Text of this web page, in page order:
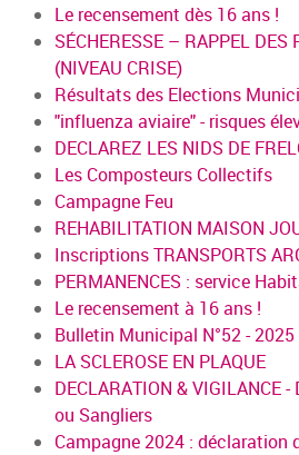
Le recensement dès 16 ans !
SÉCHERESSE – RAPPEL DES
(NIVEAU CRISE)
Résultats des Elections
"influenza aviaire" - risques
DECLAREZ LES NIDS DE
Les Composteurs Collectifs
Campagne Feu
REHABILITATION MAISON
Inscriptions TRANSPORTS
PERMANENCES : service
Le recensement à 16 ans !
Bulletin Municipal N°52 - 2025
LA SCLEROSE EN PLAQUE
DECLARATION & VIGILANCE
ou Sangliers
Campagne 2024 : déclaration